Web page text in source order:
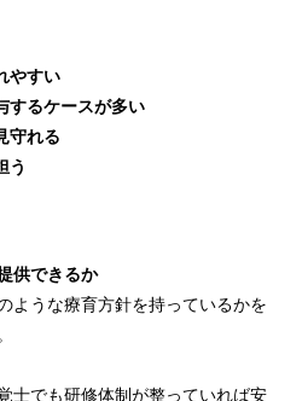
やすい
するケースが多い
守れる
う
供できるか
ような療育方針を持っているかを
士でも研修体制が整っていれば安